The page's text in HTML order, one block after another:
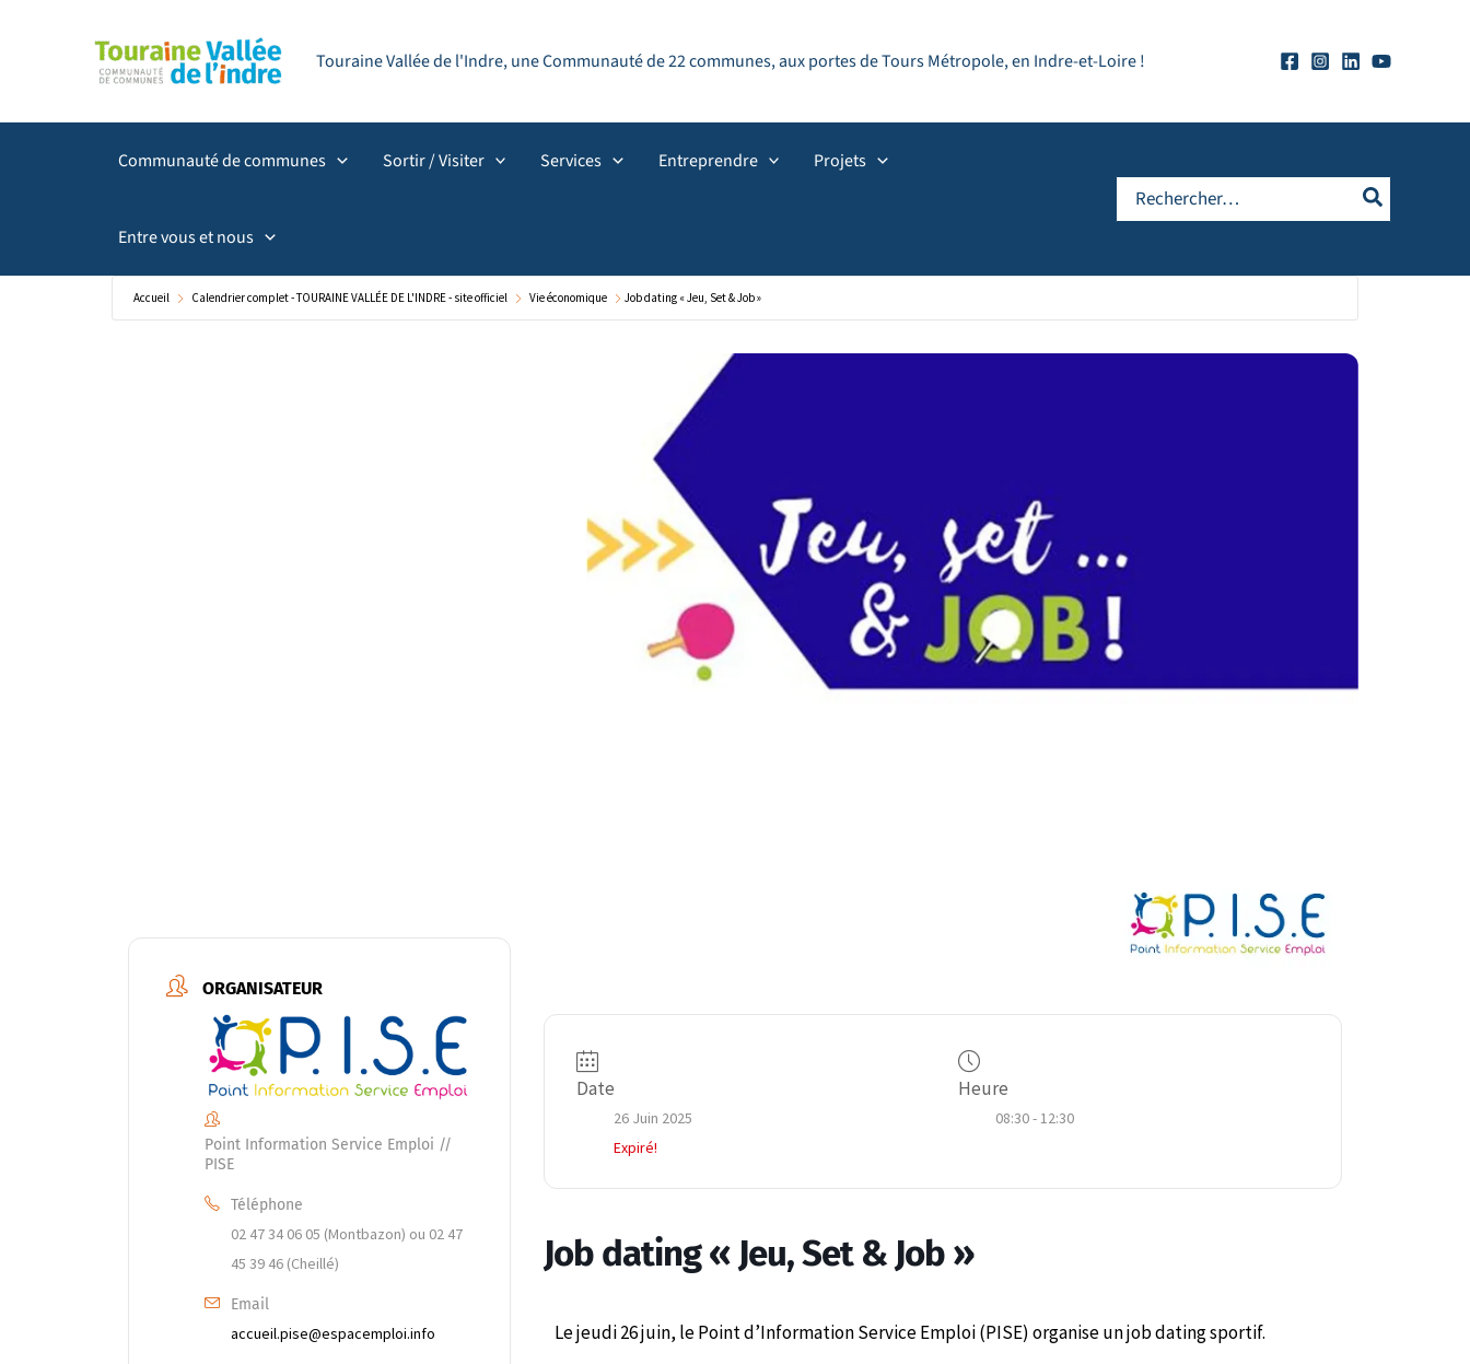
Touraine Vallée de l'Indre, une Communauté de 22 communes, aux portes de Tours Métropole, en Indre-et-Loire !
Communauté de communes Sortir / Visiter Services Entreprendre Projets
Entre vous et nous
Rechercher:
Accueil Calendrier complet - TOURAINE VALLÉE DE L'INDRE - site officiel Vie économique Job dating « Jeu, Set & Job »
ORGANISATEUR
Point Information Service Emploi //
PISE
Téléphone
02 47 34 06 05 (Montbazon) ou 02 47
45 39 46 (Cheillé)
Email
accueil.pise@espacemploi.info
Date
26 Juin 2025
Expiré!
Heure
08:30 - 12:30
Job dating « Jeu, Set & Job »
Le jeudi 26 juin, le Point d’Information Service Emploi (PISE) organise un job dating sportif.